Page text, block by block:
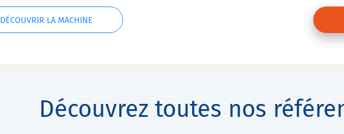
DÉCOUVRIR LA MACHINE
Découvrez toutes nos